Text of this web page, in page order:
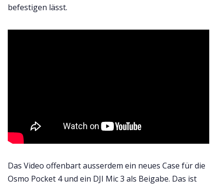
befestigen lässt.
Das Video offenbart ausserdem ein neues Case für die
Osmo Pocket 4 und ein DJI Mic 3 als Beigabe. Das ist